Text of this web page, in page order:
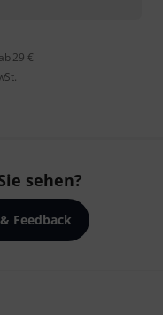
29 €
sehen?
Feedback